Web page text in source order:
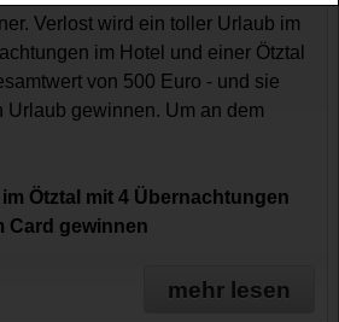
Verlost wird ein toller Urlaub im
im Hotel und einer Ötztal
von 500 Euro - und sie
Urlaub gewinnen. Um an dem
Ötztal mit 4 Übernachtungen
Card gewinnen
mehr lesen